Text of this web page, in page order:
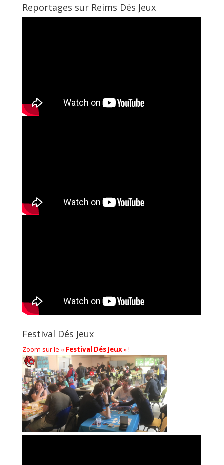
Reportages sur Reims Dés Jeux
Festival Dés Jeux
Zoom sur le « Festival Dés Jeux» !